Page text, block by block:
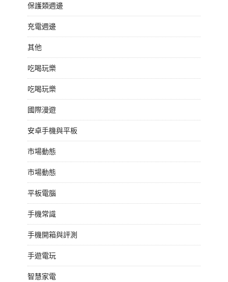
保護類週邊
充電週邊
其他
吃喝玩樂
吃喝玩樂
國際漫遊
安卓手機與平板
市場動態
市場動態
平板電腦
手機常識
手機開箱與評測
手遊電玩
智慧家電